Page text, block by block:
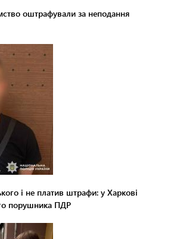
оштрафували за неподання
і не платив штрафи: у Харкові
порушника ПДР